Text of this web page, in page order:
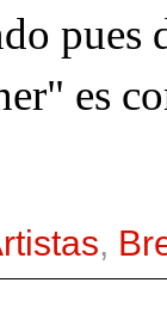
pues
es
,